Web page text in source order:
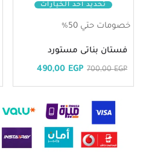
تحديد أحد الخيارات
خصومات حتي 50%
فستان بناتى مستورد
700,00EGP
490,00 EGP